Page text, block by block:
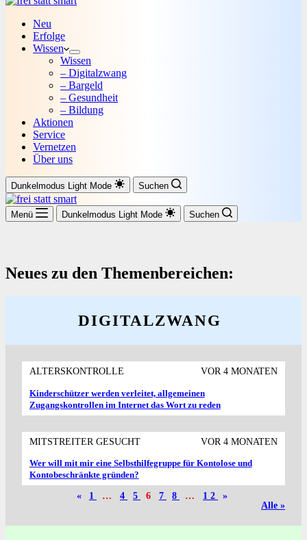
Neu
Erfolge
Wissen
Wissen
– Digitalzwang
– Bargeld
– Gesundheit
– Bildung
Aktionen
Service
Vernetzen
Über uns
Dunkelmodus Light Mode Suchen
Menü Dunkelmodus Light Mode Suchen
Neues zu den Themenbereichen:
DIGITALZWANG
ALTERSKONTROLLE VOR 4 MONATEN
Kinderschützer werden verleitet, allgemeinen
Zugangskontrollen im Internet das Wort zu reden
MITSTREITER GESUCHT VOR 4 MONATEN
Wer will mit mir eine Selbsthilfe­gruppe für Konto­lose und
Konto­beschränkte gründen?
« 1 … 4 5 6 7 8 … 12
»
Alle »